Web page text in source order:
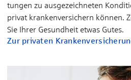
tun­gen zu aus­­ge­­zeich­­ne­ten
pri­vat kran­­ken­­ver­­si­chern kön­nen.
Sie Ih­rer Ge­sund­­heit et­was Gu­tes.
Zur privaten